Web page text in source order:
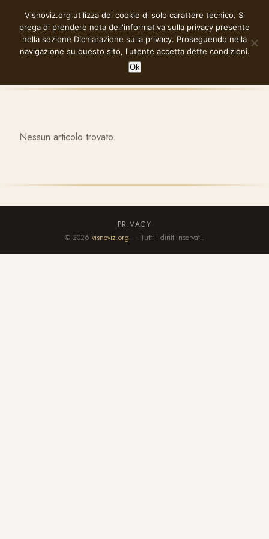
contenuto
VISNOVIZ.ORG
Nessun articolo trovato.
PRIVACY
© 2026 visnoviz.org — Tutti i diritti riservati.
Visnoviz.org utilizza dei cookie di solo carattere tecnico. Si
prega di prendere nota dell'informativa sulla privacy presente
nella sezione Dichiarazione sulla privacy. Proseguendo nella
navigazione su questo sito, l'utente accetta dette condizioni.
Ok